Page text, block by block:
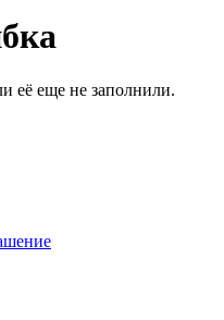
её еще не заполнили.